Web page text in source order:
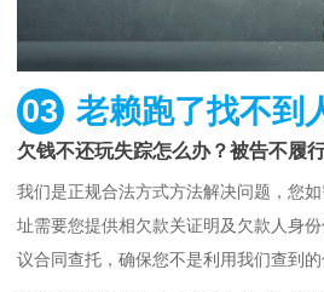
03 老赖跑了找不到
欠钱不还玩失踪怎么办？被告不履
我们是正规合法方式方法解决问题，您
址需要您提供相欠款关证明及欠款人身
议合同查托，确保您不是利用我们查到的